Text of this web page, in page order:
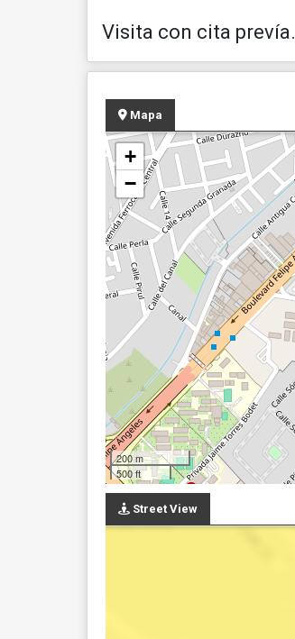
Visita con cita prevía.
Mapa
+
−
200 m
500 ft
Street View